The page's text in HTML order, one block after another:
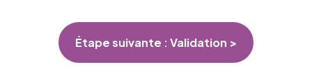
Étape suivante : Validation >